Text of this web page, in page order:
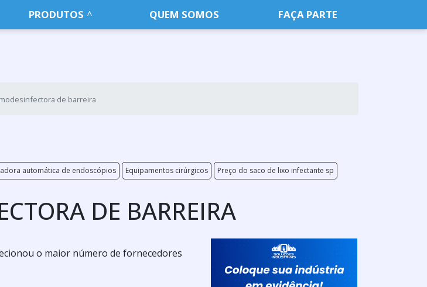
PRODUTOS QUEM SOMOS FAÇA PARTE
de barreira
automática de endoscópios Equipamentos cirúrgicos Preço do saco de lixo infectante sp
DE BARREIRA
o maior número de fornecedores